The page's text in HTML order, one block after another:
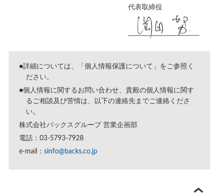
代表取締役
●詳細については、「 個人情報保護について 」をご参照く
ださい。
●個人情報に関するお問い合わせ、貴殿の個人情報に関す
るご相談及び苦情は、以下の連絡先までご連絡くださ
い。
株式会社バックスグループ 営業企画部
電話：03-5793-7928
e-mail： sinfo@backs.co.jp